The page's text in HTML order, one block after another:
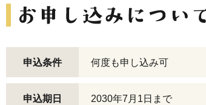
申込条件 何度も申し込み可
申込期日 2030年7月1日まで